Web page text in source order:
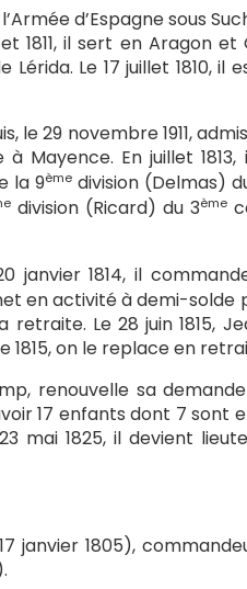
d’Espagne sous
1811, il sert en Aragon et
Lérida. Le 17 juillet 1810,
le 29 novembre 1911,
Mayence. En juillet
la 9ème division (Delmas)
division (Ricard) du 3ème
janvier 1814, il
en activité à demi-solde
Le 28 juin 1815,
1815, on le replace en
renouvelle sa
17 enfants dont 7 sont
mai 1825, il devient
janvier 1805),